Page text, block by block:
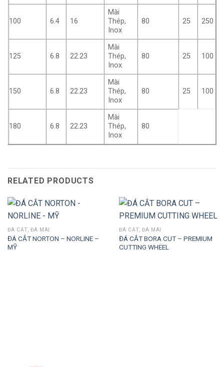
100 6.4 16
Mài
Thép,
Inox
80 25 250
125 6.8 22.23
Mài
Thép,
Inox
80 25 100
150 6.8 22.23
Mài
Thép,
Inox
80 25 100
180 6.8 22.23
Mài
Thép,
Inox
80
RELATED PRODUCTS
ĐÁ CẮT, ĐÁ MÀI
ĐÁ CẮT NORTON – NORLINE –
MỸ
ĐÁ CẮT, ĐÁ MÀI
ĐÁ CẮT BORA CUT – PREMIUM
CUTTING WHEEL